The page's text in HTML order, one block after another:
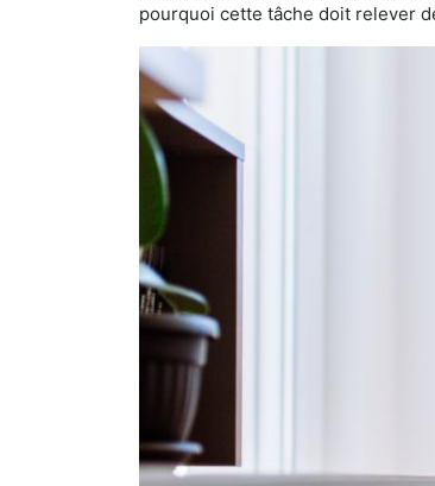
pourquoi cette tâche doit relever